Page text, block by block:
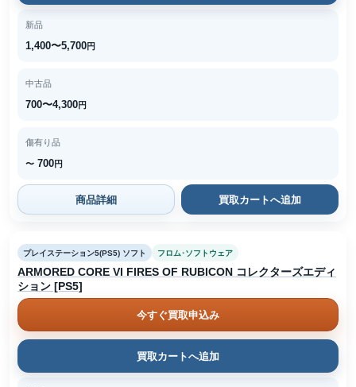
新品
1,400〜5,700円
中古品
700〜4,300円
傷有り品
〜 700円
商品詳細 買取カートへ追加
プレイステーション5(PS5) ソフト フロム･ソフトウェア
ARMORED CORE VI FIRES OF RUBICON コレクターズエディ
ション [PS5]
今すぐ買取申込み
買取カートへ追加